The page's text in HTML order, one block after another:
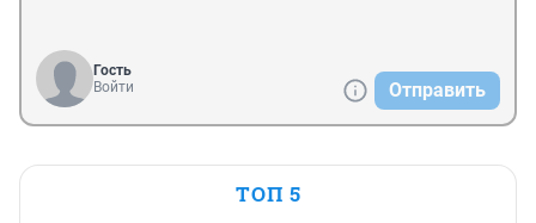
Гость
Войти
Отправить
ТОП 5